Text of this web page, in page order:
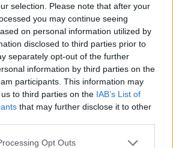
selection. Please note that after your
you may continue seeing
on personal information utilized by
disclosed to third parties prior to
separately opt-out of the further
information by third parties on the
participants. This information may
to third parties on the IAB’s List of
that may further disclose it to other
Opt Outs